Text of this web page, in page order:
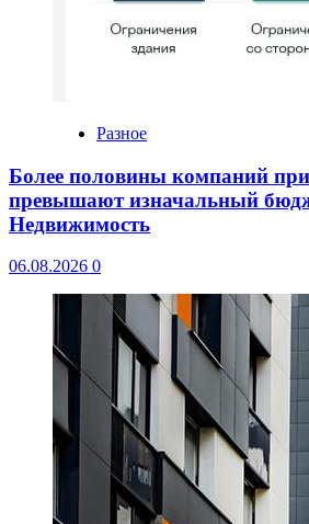
Разное
Более половины компаний
превышают изначальный
Недвижимость
06.08.2026 0